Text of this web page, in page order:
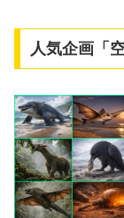
人気企画「